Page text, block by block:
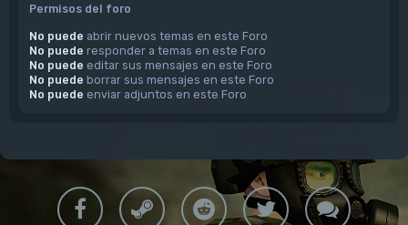
Permisos del foro
No puede abrir nuevos temas en este Foro
No puede responder a temas en este Foro
No puede editar sus mensajes en este Foro
No puede borrar sus mensajes en este Foro
No puede enviar adjuntos en este Foro